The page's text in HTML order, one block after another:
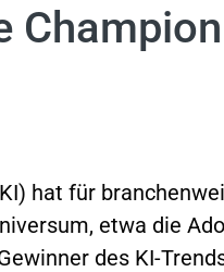
hat für
etwa die
des KI-